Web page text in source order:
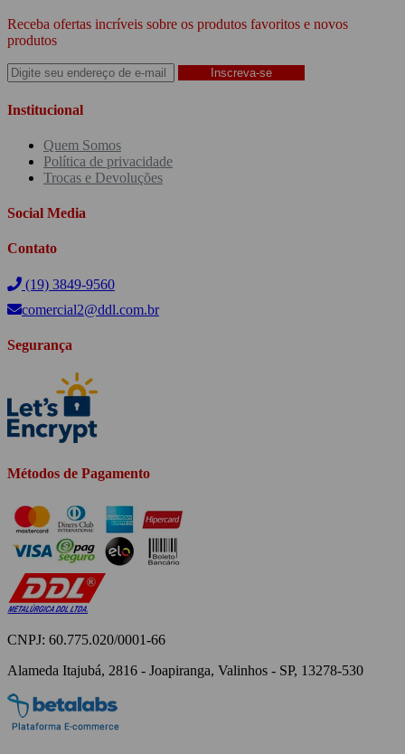
Receba ofertas incríveis sobre os produtos favoritos e novos
produtos
Inscreva-se
Institucional
Quem Somos
Política de privacidade
Trocas e Devoluções
Social Media
Contato
(19) 3849-9560
comercial2@ddl.com.br
Segurança
Métodos de Pagamento
CNPJ: 60.775.020/0001-66
Alameda Itajubá, 2816 - Joapiranga, Valinhos - SP, 13278-530